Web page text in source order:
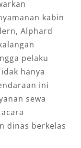
kabin
Alphard
pelaku
hanya
ini
sewa
dinas berkelas